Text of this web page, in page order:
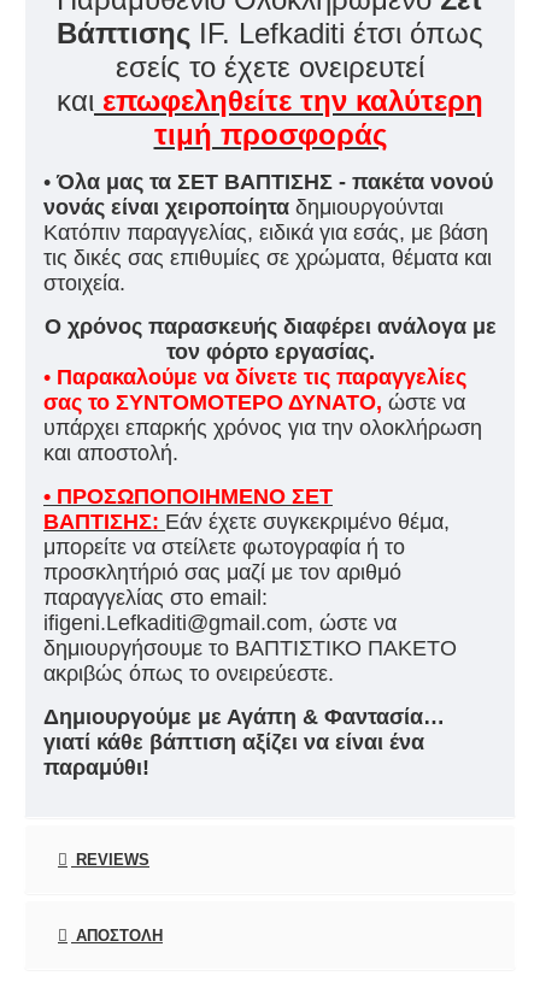
Βάπτισης IF. Lefkaditi έτσι όπως
εσείς το έχετε ονειρευτεί
και επωφεληθείτε την καλύτερη
τιμή προσφοράς
•Όλα μας τα ΣΕΤ ΒΑΠΤΙΣΗΣ - πακέτα νονού
νονάς είναι χειροποίητα δημιουργούνται
Κατόπιν παραγγελίας, ειδικά για εσάς, με βάση
τις δικές σας επιθυμίες σε χρώματα, θέματα και
στοιχεία.
Ο χρόνος παρασκευής διαφέρει ανάλογα με
τον φόρτο εργασίας.
• Παρακαλούμε να δίνετε τις παραγγελίες
σας το ΣΥΝΤΟΜΟΤΕΡΟ ΔΥΝΑΤΟ, ώστε να
υπάρχει επαρκής χρόνος για την ολοκλήρωση
και αποστολή.
• ΠΡΟΣΩΠΟΠΟΙΗΜΕΝΟ ΣΕΤ
ΒΑΠΤΙΣΗΣ: Εάν έχετε συγκεκριμένο θέμα,
μπορείτε να στείλετε φωτογραφία ή το
προσκλητήριό σας μαζί με τον αριθμό
παραγγελίας στο email:
ifigeni.Lefkaditi@gmail.com, ώστε να
δημιουργήσουμε το ΒΑΠΤΙΣΤΙΚΟ ΠΑΚΕΤΟ
ακριβώς όπως το ονειρεύεστε.
Δημιουργούμε με Αγάπη & Φαντασία…
γιατί κάθε βάπτιση αξίζει να είναι ένα
παραμύθι!
REVIEWS
ΑΠΟΣΤΟΛΉ